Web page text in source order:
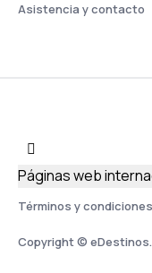
Asistencia y contacto
Términos y condiciones
Copyright ©
Páginas web